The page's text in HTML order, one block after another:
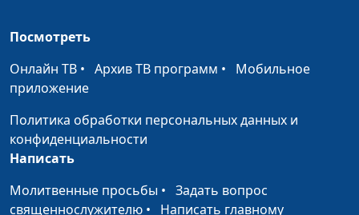
Посмотреть
Онлайн ТВ • Архив ТВ программ • Мобильное
приложение
Политика обработки персональных данных и
конфиденциальности
Написать
Молитвенные просьбы • Задать вопрос
священнослужителю • Написать главному